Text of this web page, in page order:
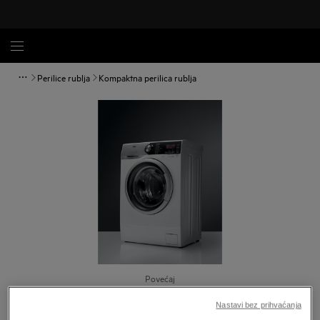
Perilice rublja Kompaktna perilica rublja
Povećaj
Nastavi bez prihvaćanja